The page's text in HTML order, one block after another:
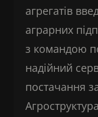
агрегатів
аграрних
з командою
надійний
постачання